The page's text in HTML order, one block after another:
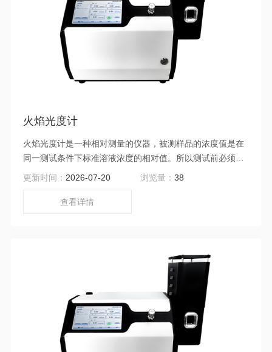
火焰光度计
火焰光度计是一种相对测量的仪器，被测样品的浓度值是在
同一测试条件下标准溶液浓度的相对值。所以测试前必须首
先制备一组相应的标准溶液。然后进行标定操作人工或通过
浓度值或其他需要的计算数据。
更新时间： 2026-07-20 浏览量：38
查看详情